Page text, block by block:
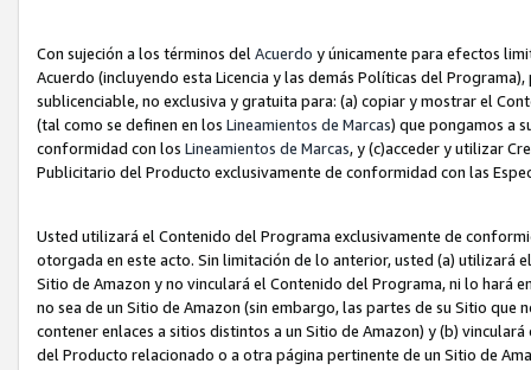
Con sujeción a los términos del Acuerdo y únicamente para efectos
Acuerdo (incluyendo esta Licencia y las demás Políticas del
sublicenciable, no exclusiva y gratuita para: (a) copiar y mostrar el
(tal como se definen en los Lineamientos de Marcas) que pongamos a
conformidad con los Lineamientos de Marcas, y (c)acceder y utilizar
Publicitario del Producto exclusivamente de conformidad con las
Usted utilizará el Contenido del Programa exclusivamente de
otorgada en este acto. Sin limitación de lo anterior, usted (a) utilizará
Sitio de Amazon y no vinculará el Contenido del Programa, ni lo hará
no sea de un Sitio de Amazon (sin embargo, las partes de su Sitio
contener enlaces a sitios distintos a un Sitio de Amazon) y (b)
del Producto relacionado o a otra página pertinente de un Sitio de